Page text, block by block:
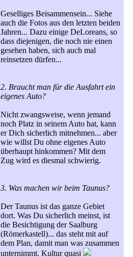
Geselliges Beisammensein... Siehe
auch die Fotos aus den letzten beiden
Jahren... Dazu einige DeLoreans, so
dass diejenigen, die noch nie einen
gesehen haben, sich auch mal
reinsetzen dürfen...
2. Braucht man für die Ausfahrt ein
eigenes Auto?
Nicht zwangsweise, wenn jemand
noch Platz in seinem Auto hat, kann
er Dich sicherlich mitnehmen... aber
wie willst Du ohne eigenes Auto
überhaupt hinkommen? Mit dem
Zug wird es diesmal schwierig.
3. Was machen wir beim Taunus?
Der Taunus ist das ganze Gebiet
dort. Was Du sicherlich meinst, ist
die Besichtigung der Saalburg
(Römerkastell)... das steht mit auf
dem Plan, damit man was zusammen
unternimmt. Kultur quasi